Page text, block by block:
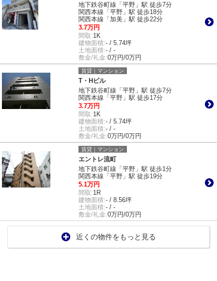
地下鉄谷町線「平野」駅 徒歩7分
関西本線「平野」駅 徒歩18分
関西本線「加美」駅 徒歩22分
3.7万円
間取:1K
建物面積:- / 5.74坪
土地面積:- / -
敷金/礼金:0万円/0万円
賃貸｜マンション
T・Hビル
地下鉄谷町線「平野」駅 徒歩7分
関西本線「平野」駅 徒歩17分
3.7万円
間取:1K
建物面積:- / 5.74坪
土地面積:- / -
敷金/礼金:0万円/0万円
賃貸｜マンション
エントレ流町
地下鉄谷町線「平野」駅 徒歩1分
関西本線「平野」駅 徒歩19分
5.1万円
間取:1R
建物面積:- / 8.56坪
土地面積:- / -
敷金/礼金:0万円/0万円
近くの物件をもっと見る